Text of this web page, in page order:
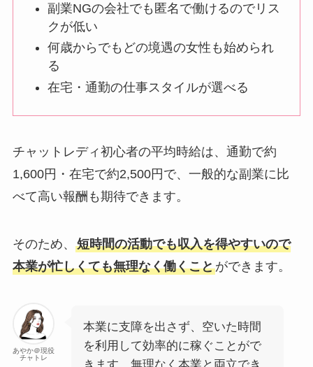
副業NGの会社でも匿名で働けるのでリス
クが低い
何歳からでもどの境遇の女性も始められ
る
在宅・通勤の仕事スタイルが選べる
チャットレディ初心者の平均時給は、通勤で約
1,600円・在宅で約2,500円で、一般的な副業に比
べて高い報酬も期待できます。
そのため、 短時間の活動でも収入を得やすいので
本業が忙しくても無理なく働くことができます。
あやか＠現役
チャトレ
本業に支障を出さず、空いた時間
を利用して効率的に稼ぐことがで